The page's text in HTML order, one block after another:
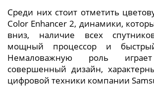
Среди них стоит отметить
Color Enhancer 2, динамики,
вниз, наличие всех
мощный процессор и
Немаловажную роль
совершенный дизайн,
цифровой техники компании